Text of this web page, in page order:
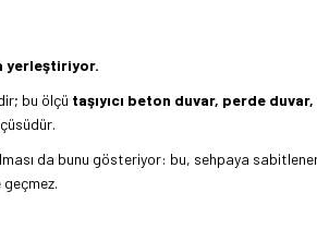
yerleştiriyor.
bu ölçü taşıyıcı beton duvar, perde
da bunu gösteriyor: bu, sehpaya